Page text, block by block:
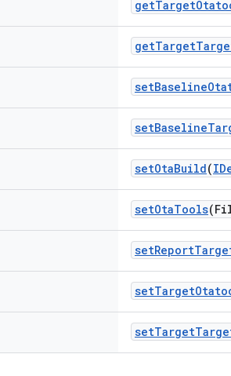
getTarget
getTarget
setBaseline
setBaseline
setOtaBuild(
setOtaTools
setReport
setTarget
setTarget